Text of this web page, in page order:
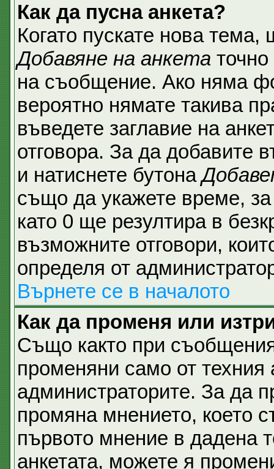
Как да пусна анкета?
Когато пускате нова
Добавяне на анкета
на съобщение. Ако няма
вероятно нямате такива
въведете заглавие на
отговора. За да добавите
и натиснете бутона
също да укажете време, за
като 0 ще резултира в
възможните отговори,
определя от
Върнете се в началото
Как да променя или
Също както при
променяни само от техния
администраторите. За да
промяна мнението, което
първото мнение в дадена
анкетата, можете я